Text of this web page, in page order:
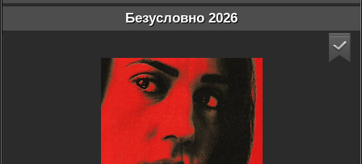
Безусловно 2026